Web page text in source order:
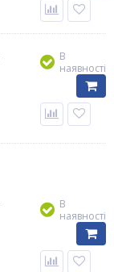
В
наявності
В
наявності